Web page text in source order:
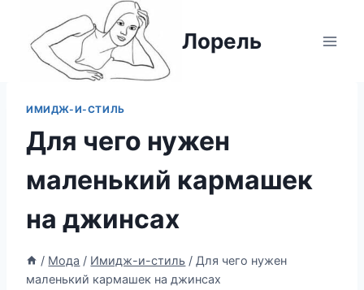
содержимому
Лорель
ИМИДЖ-И-СТИЛЬ
Для чего нужен
маленький кармашек
на джинсах
/ Мода / Имидж-и-стиль / Для чего нужен
маленький кармашек на джинсах